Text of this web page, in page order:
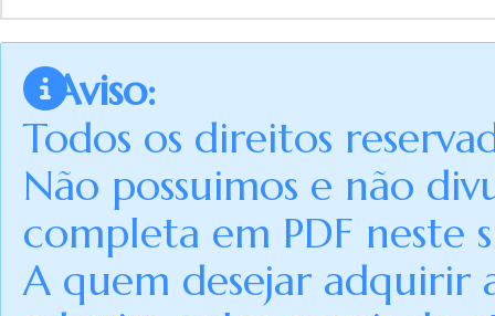
Aviso:
Todos os direitos
Não possuimos e não
completa em PDF neste
A quem desejar adquirir